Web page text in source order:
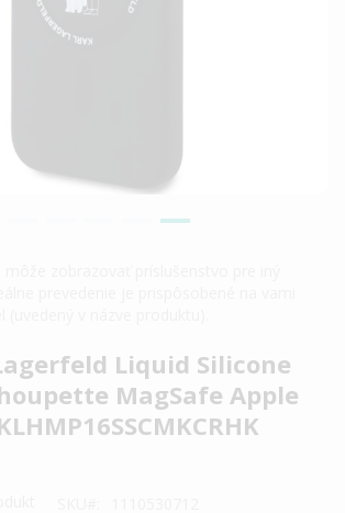
Liquid Silicone
MagSafe Apple